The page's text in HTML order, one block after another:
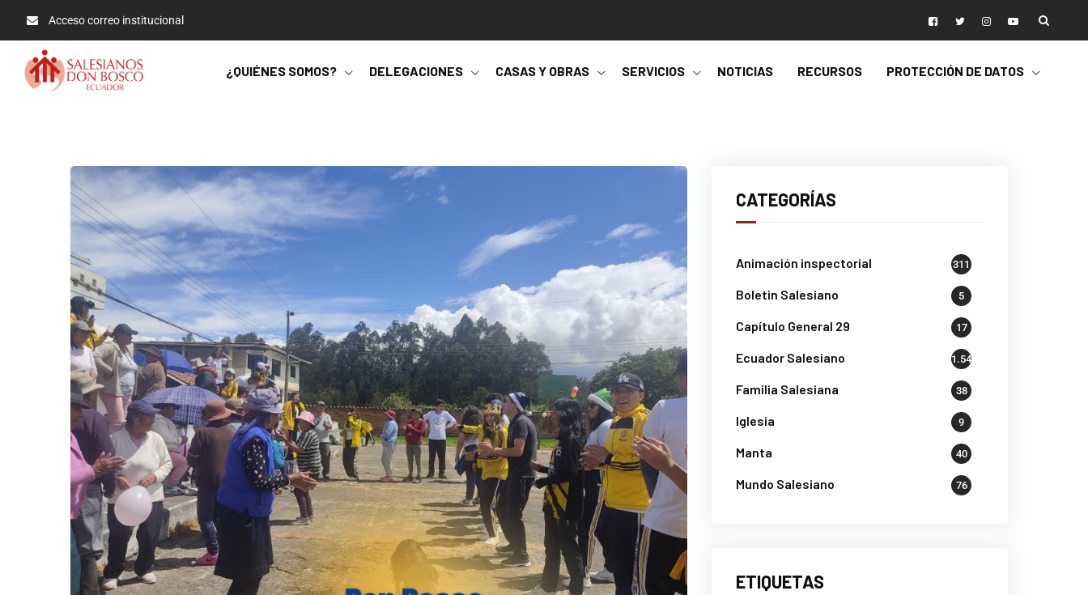
Acceso correo institucional
¿QUIÉNES SOMOS? DELEGACIONES CASAS Y OBRAS SERVICIOS NOTICIAS RECURSOS PROTECCIÓN DE DATOS
CATEGORÍAS
Animación inspectorial 311
Boletin Salesiano 5
Capítulo General 29 17
Ecuador Salesiano 1.541
Familia Salesiana 38
Iglesia 9
Manta 40
Mundo Salesiano 76
ETIQUETAS